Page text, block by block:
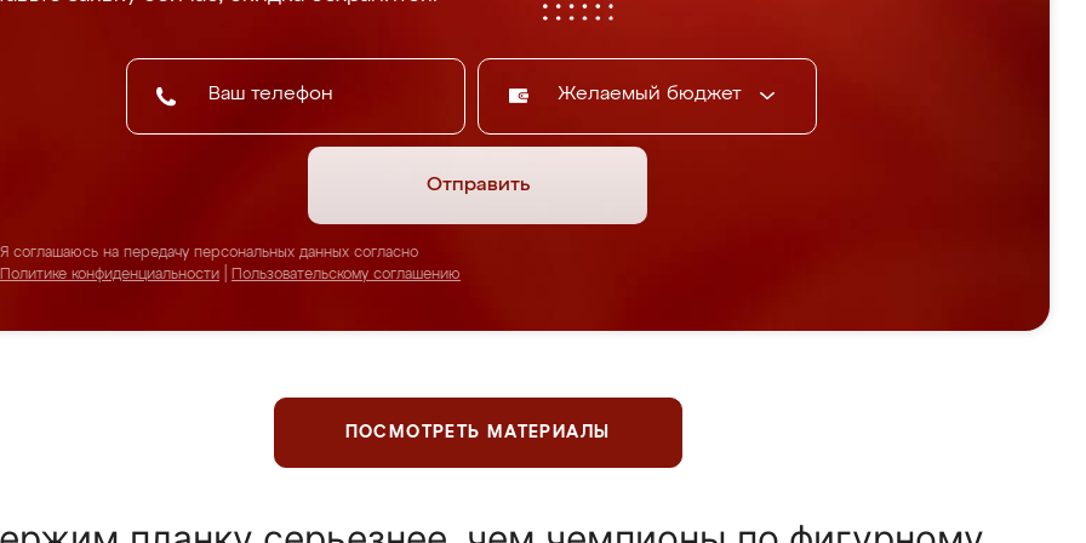
Желаемый бюджет
Отправить
Я соглашаюсь на передачу персональных данных согласно
Политике конфиденциальности
Пользовательскому соглашению
ПОСМОТРЕТЬ МАТЕРИАЛЫ